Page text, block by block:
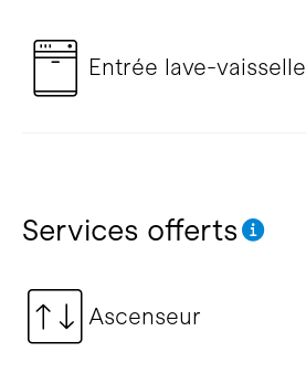
Entrée lave-vaisselle
Services offerts
Ascenseur